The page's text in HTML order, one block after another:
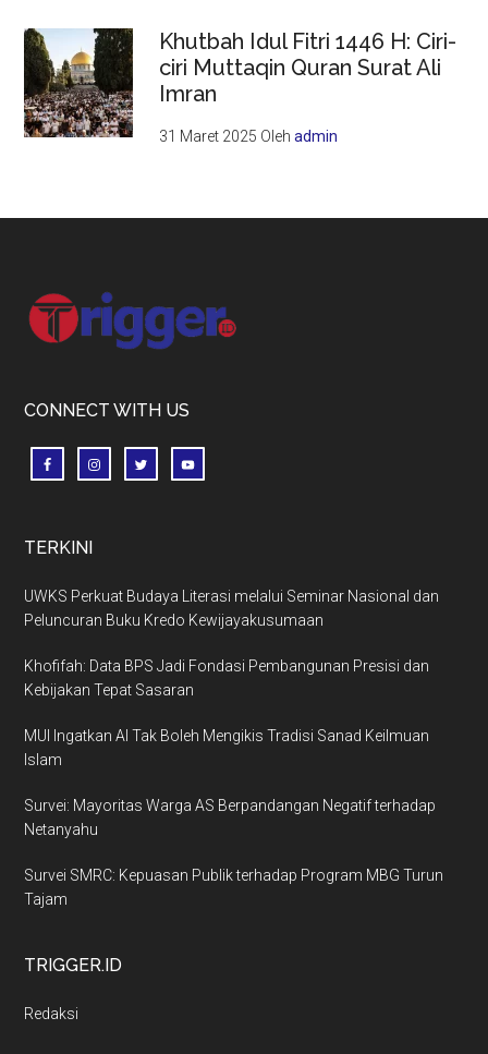
Khutbah Idul Fitri 1446 H: Ciri-
ciri Muttaqin Quran Surat Ali
Imran
31 Maret 2025 Olehadmin
Footer
CONNECT WITH US
TERKINI
UWKS Perkuat Budaya Literasi melalui Seminar Nasional dan
Peluncuran Buku Kredo Kewijayakusumaan
Khofifah: Data BPS Jadi Fondasi Pembangunan Presisi dan
Kebijakan Tepat Sasaran
MUI Ingatkan AI Tak Boleh Mengikis Tradisi Sanad Keilmuan
Islam
Survei: Mayoritas Warga AS Berpandangan Negatif terhadap
Netanyahu
Survei SMRC: Kepuasan Publik terhadap Program MBG Turun
Tajam
TRIGGER.ID
Redaksi